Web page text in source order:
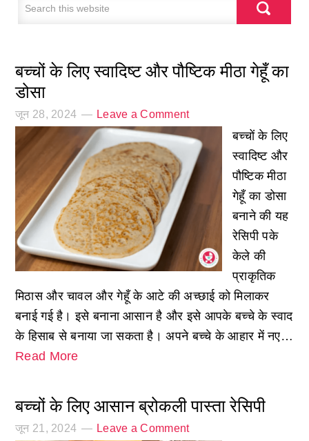
बच्चों के लिए स्वादिष्ट और पौष्टिक मीठा गेहूँ का
डोसा
जून 28, 2024 Leave a Comment
बच्चों के लिए
स्वादिष्ट और
पौष्टिक मीठा
गेहूँ का डोसा
बनाने की यह
रेसिपी पके
केले की
प्राकृतिक
मिठास और चावल और गेहूँ के आटे की अच्छाई को मिलाकर
बनाई गई है। इसे बनाना आसान है और इसे आपके बच्चे के स्वाद
के हिसाब से बनाया जा सकता है। अपने बच्चे के आहार में नए…
Read More
बच्चों के लिए आसान ब्रोकली पास्ता रेसिपी
जून 21, 2024 Leave a Comment